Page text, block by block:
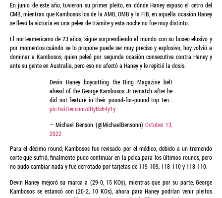
En junio de este año, tuvieron su primer pleito, en dónde Haney expuso el cetro del
CMB, mientras que Kambosos los de la AMB, OMB y la FIB, en aquella ocasión Haney
se llevó la victoria en una pelea de trámite y esta noche no fue muy distinto.
El norteamericano de 23 años, sigue sorprendiendo al mundo con su boxeo elusivo y
por momentos cuándo se lo propone puede ser muy preciso y explosivo, hoy volvió a
dominar a Kambosos, quien peleó por segunda ocasión consecutiva contra Haney y
ante su gente en Australia, pero eso no afectó a Haney y le repitió la dosis.
Devin Haney boycotting the Ring Magazine belt
ahead of the George Kambosos Jr rematch after he
did not feature in their pound-for-pound top ten…
pic.twitter.com/dRyBs64y1y
— Michael Benson (@MichaelBensonn) October 13,
2022
Para el décimo round, Kambosos fue revisado por el médico, debido a un tremendo
corte que sufrió, finalmente pudo continuar en la pelea para los últimos rounds, pero
no pudo cambiar nada y fue derrotado por tarjetas de 119-109, 118-110 y 118-110.
Devin Haney mejoró su marca a (29-0, 15 KOs), mientras que por su parte, George
Kambosos se estancó con (20-2, 10 KOs), ahora para Haney podrían venir pleitos